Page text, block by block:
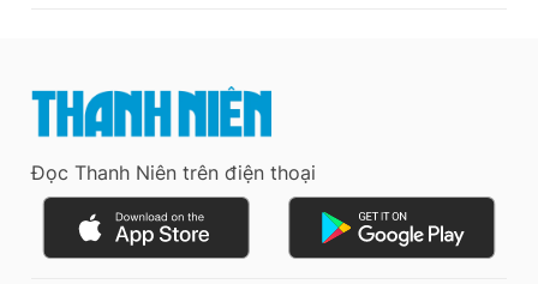
Đọc Thanh Niên trên điện thoại